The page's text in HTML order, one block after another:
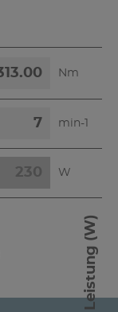
Nm
min-1
W
Leistung (W)